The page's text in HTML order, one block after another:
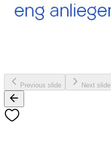
Previous slide Next slide